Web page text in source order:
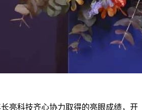
亮科技齐心协力取得的亮眼成绩，开